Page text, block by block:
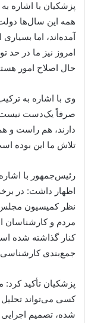
پزشکیان با اشاره
همه این سال‌ها
آمده‌اند، اما
امروز نیز ما در حد
حال اصلاح امور
وی با اشاره به
صرفاً یک‌دست
دارند، هم راست و
تلاش ما این بوده
رئیس‌جمهور با
اظهار داشت: در
نظر کمیسیون مجلس
مردم و کارشناسان
کنار گذاشته شده
جمع‌بندی
پزشکیان تأکید کرد:
کسی می‌تواند تحلیل
شده، تصمیم